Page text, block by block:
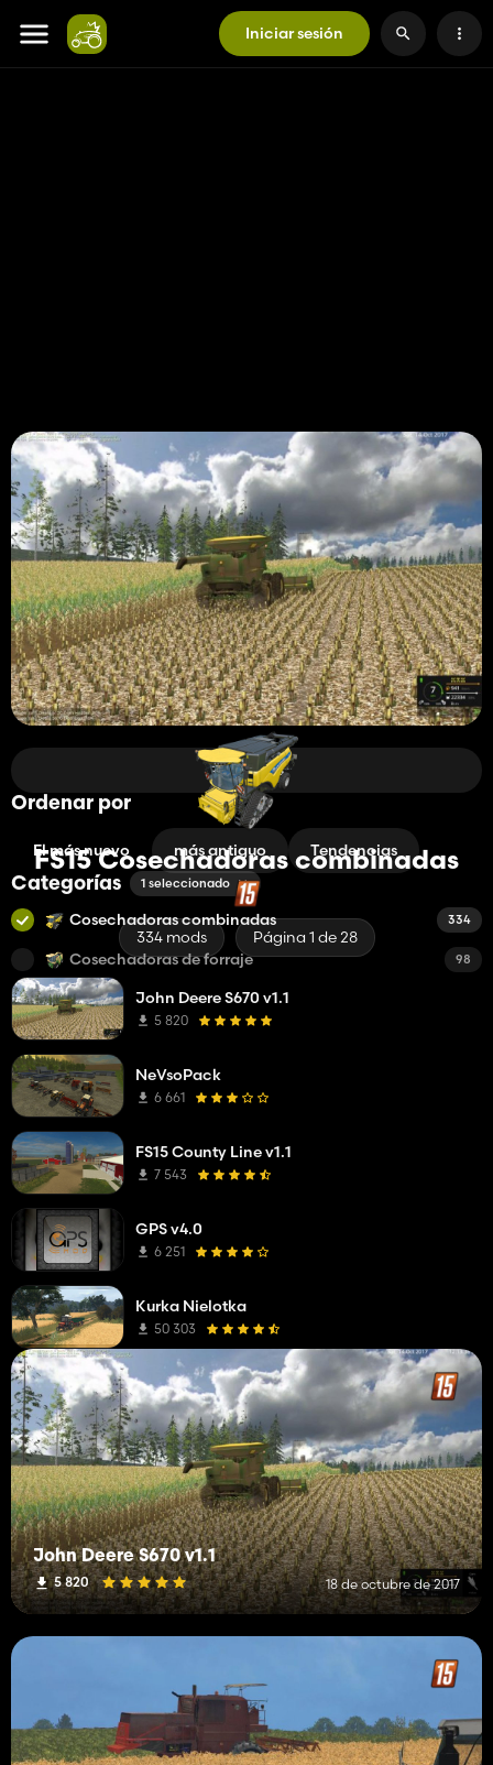
Iniciar sesión
FS15 Cosechadoras combinadas
334 mods Página 1 de 28
John Deere S670 v1.1
5 820 18 de octubre de 2017
Filtros
Ordenar por
El más nuevo más antiguo Tendencias
Categorías 1 seleccionado
Cosechadoras combinadas 334
Cosechadoras de forraje 98
John Deere S670 v1.1
5 820
NeVsoPack
6 661
FS15 County Line v1.1
7 543
GPS v4.0
6 251
Kurka Nielotka
50 303